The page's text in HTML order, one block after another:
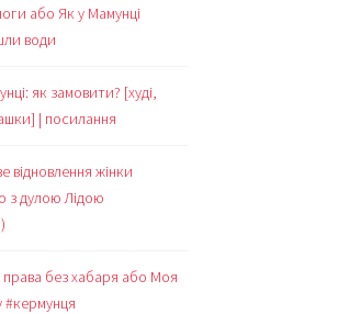
або Як у Мамунці
води
як замовити? [худі,
| посилання
відновлення жінки
з дулою Лідою
права без хабаря або Моя
#кермунця